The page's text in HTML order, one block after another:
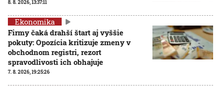
8. 8. 2026, 13:37:11
Ekonomika
Firmy čaká drahší štart aj vyššie
pokuty: Opozícia kritizuje zmeny v
obchodnom registri, rezort
spravodlivosti ich obhajuje
7. 8. 2026, 19:25:26